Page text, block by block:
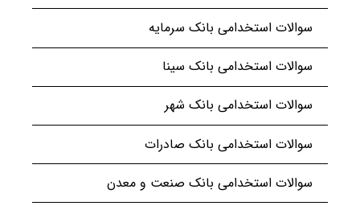
سوالات استخدامی بانک سرمایه
سوالات استخدامی بانک سینا
سوالات استخدامی بانک شهر
سوالات استخدامی بانک صادرات
سوالات استخدامی بانک صنعت و معدن